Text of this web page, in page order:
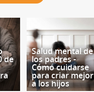
de
Salud mental de
los padres -
Cómo cuidarse
para criar mejor
a los hijos